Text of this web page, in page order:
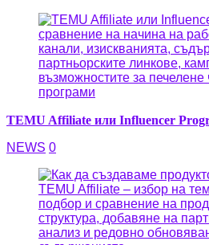
TEMU Affiliate или Influencer
NEWS 0